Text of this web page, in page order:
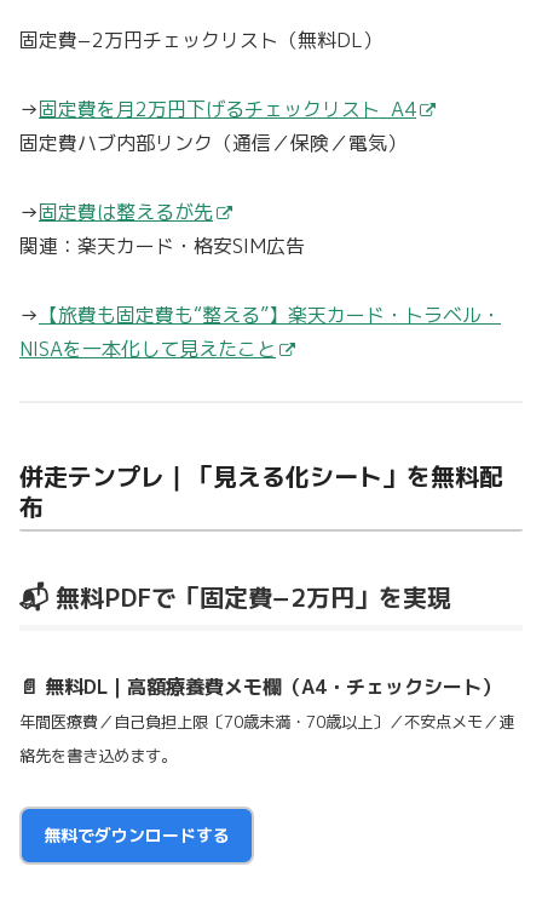
固定費−2万円チェックリスト（無料DL）
→固定費を月2万円下げるチェックリスト_A4
固定費ハブ内部リンク（通信／保険／電気）
→固定費は整えるが先
関連：楽天カード・格安SIM広告
→ 【旅費も固定費も“整える”】楽天カード・トラベル・
NISAを一本化して見えたこと
併走テンプレ｜「見える化シート」を無料配
布
📬 無料PDFで「固定費−2万円」を実現
📄 無料DL｜高額療養費メモ欄（A4・チェックシート）
年間医療費／自己負担上限〔70歳未満・70歳以上〕／不安点メモ／連
絡先を書き込めます。
無料でダウンロードする